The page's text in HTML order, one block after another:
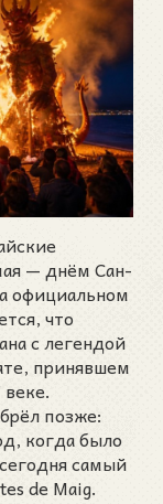
— днём Сан-
официальном
что
с легендой
принявшем
позже:
когда было
самый
de Maig.